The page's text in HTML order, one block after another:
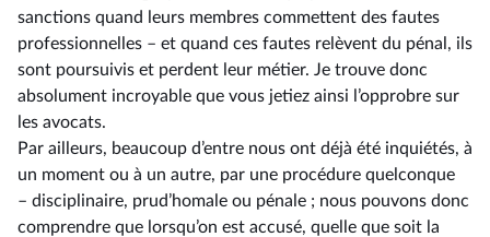
sanctions quand leurs membres commettent des fautes
professionnelles –⁠ et quand ces fautes relèvent du pénal, ils
sont poursuivis et perdent leur métier. Je trouve donc
absolument incroyable que vous jetiez ainsi l’opprobre sur
les avocats.
Par ailleurs, beaucoup d’entre nous ont déjà été inquiétés, à
un moment ou à un autre, par une procédure quelconque
–⁠ disciplinaire, prud’homale ou pénale ; nous pouvons donc
comprendre que lorsqu’on est accusé, quelle que soit la